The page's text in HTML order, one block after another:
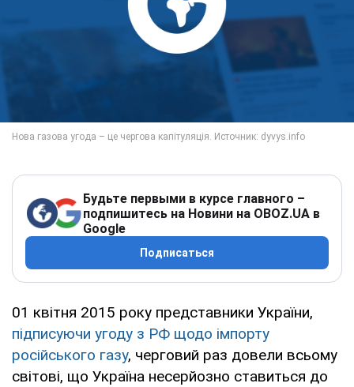
Будьте первыми в курсе главного –
подпишитесь на Новини на OBOZ.UA в
Google
Подписаться
01 квітня 2015 року представники України,
підписуючи угоду з РФ щодо імпорту
російського газу, черговий раз довели всьому
світові, що Україна несерйозно ставиться до